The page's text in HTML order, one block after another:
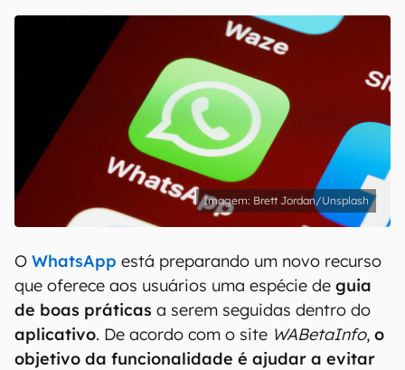
Brett Jordan/Unsplash
O WhatsApp está preparando um novo recurso
que oferece aos usuários uma espécie de guia
de boas práticas a serem seguidas dentro do
aplicativo. De acordo com o site WABetaInfo, o
objetivo da funcionalidade é ajudar a evitar